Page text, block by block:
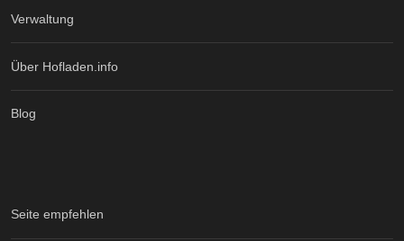
Verwaltung
Über Hofladen.info
Blog
Seite empfehlen